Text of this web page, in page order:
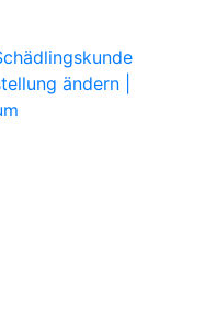
ändern |